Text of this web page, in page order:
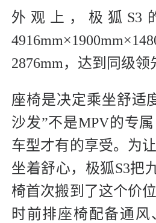
外观上，极狐S3
2876mm，达到同级领
座椅是决定乘坐舒适
沙发”不是MPV的专
车型才有的享受。为
坐着舒心，极狐S3把
椅首次搬到了这个价
时前排座椅配备通